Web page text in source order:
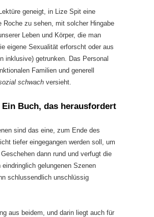
geneigt, in Lize Spit eine
zu sehen, mit solcher Hingabe
Leben und Körper, die man
eigene Sexualität erforscht oder aus
inklusive) getrunken. Das Personal
Familien und generell
schwach versieht.
Ein Buch, das herausfordert
sind das eine, zum Ende des
tiefer eingegangen werden soll, um
dann rund und verfugt die
gelungenen Szenen
schlussendlich unschlüssig
aus beidem, und darin liegt auch für